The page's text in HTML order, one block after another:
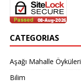
CATEGORIAS
Aşağı Mahalle Öyküleri
Bilim